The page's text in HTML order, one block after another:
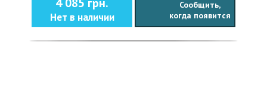
Нет в наличии
Сообщить,
когда появится